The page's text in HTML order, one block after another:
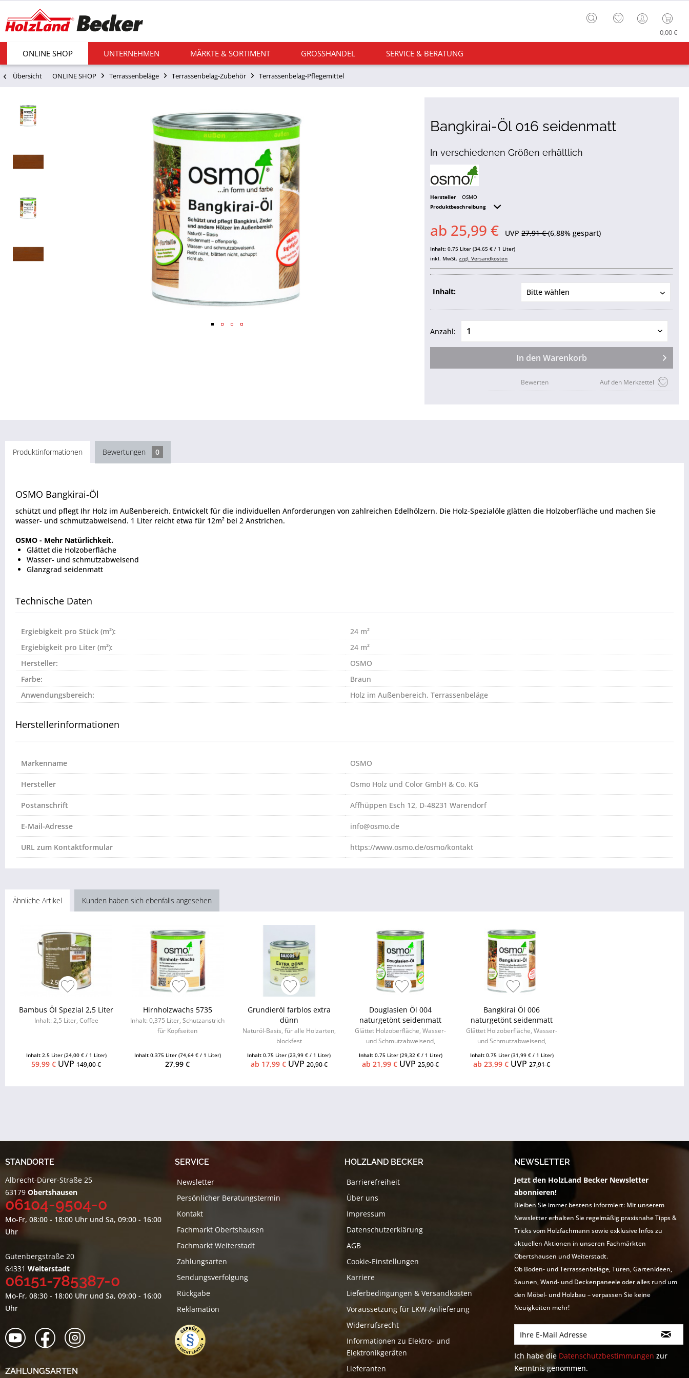
0,00 €
ONLINE SHOP UNTERNEHMEN MÄRKTE & SORTIMENT GROSSHANDEL SERVICE & BERATUNG
Übersicht ONLINE SHOP Terrassenbeläge Terrassenbelag-Zubehör Terrassenbelag-Pflegemittel
Bangkirai-Öl 016 seidenmatt
In verschiedenen Größen erhältlich
Hersteller
OSMO
Produktbeschreibung
ab 25,99 € UVP27,91 €(6,88% gespart)
Inhalt:0.75 Liter (34,65 € / 1 Liter)
inkl. MwSt.zzgl. Versandkosten
Inhalt:
Anzahl:
In den Warenkorb
Auf den Merkzettel
Bewerten
Produktinformationen Bewertungen 0
OSMO Bangkirai-Öl
schützt und pflegt Ihr Holz im Außenbereich. Entwickelt für die individuellen Anforderungen von zahlreichen Edelhölzern. Die Holz-Spezialöle glätten die Holzoberfläche und machen Sie
wasser- und schmutzabweisend. 1 Liter reicht etwa für 12m² bei 2 Anstrichen.
OSMO - Mehr Natürlichkeit.
Glättet die Holzoberfläche
Wasser- und schmutzabweisend
Glanzgrad seidenmatt
Technische Daten
Ergiebigkeit pro Stück (m²):
24 m²
Ergiebigkeit pro Liter (m²):
24 m²
Hersteller:
OSMO
Farbe:
Braun
Anwendungsbereich:
Holz im Außenbereich, Terrassenbeläge
Herstellerinformationen
Markenname OSMO
Hersteller Osmo Holz und Color GmbH & Co. KG
Postanschrift Affhüppen Esch 12, D-48231 Warendorf
E-Mail-Adresse info@osmo.de
URL zum Kontaktformular https://www.osmo.de/osmo/kontakt
Ähnliche Artikel Kunden haben sich ebenfalls angesehen
Bambus Öl Spezial 2,5 Liter
Inhalt: 2,5 Liter, Coffee
Inhalt 2.5 Liter (24,00 € / 1 Liter)
59,99 € UVP149,00 €
Hirnholzwachs 5735
Inhalt: 0,375 Liter, Schutzanstrich
für Kopfseiten
Inhalt 0.375 Liter (74,64 € / 1 Liter)
27,99 €
Grundieröl farblos extra
dünn
Naturöl-Basis, für alle Holzarten,
blockfest
Inhalt0.75 Liter(23,99 € / 1 Liter)
ab 17,99 €UVP20,90 €
Douglasien Öl 004
naturgetönt seidenmatt
Glättet Holzoberfläche, Wasser-
und Schmutzabweisend,
Inhalt 0.75 Liter (29,32 € / 1 Liter)
ab 21,99 € UVP25,90 €
Bangkirai Öl 006
naturgetönt seidenmatt
Glättet Holzoberfläche, Wasser-
und Schmutzabweisend,
Inhalt 0.75 Liter (31,99 € / 1 Liter)
ab 23,99 € UVP27,91 €
STANDORTE
Albrecht-Dürer-Straße 25
63179 Obertshausen
06104-9504-0
Mo-Fr, 08:00 - 18:00 Uhr und Sa, 09:00 - 16:00
Uhr
Gutenbergstraße 20
64331 Weiterstadt
06151-785387-0
Mo-Fr, 08:30 - 18:00 Uhr und Sa, 09:00 - 16:00
Uhr
ZAHLUNGSARTEN
SERVICE
Newsletter
Persönlicher Beratungstermin
Kontakt
Fachmarkt Obertshausen
Fachmarkt Weiterstadt
Zahlungsarten
Sendungsverfolgung
Rückgabe
Reklamation
HOLZLAND BECKER
Barrierefreiheit
Über uns
Impressum
Datenschutzerklärung
AGB
Cookie-Einstellungen
Karriere
Lieferbedingungen & Versandkosten
Voraussetzung für LKW-Anlieferung
Widerrufsrecht
Informationen zu Elektro- und
Elektronikgeräten
Lieferanten
NEWSLETTER
Jetzt den HolzLand Becker Newsletter
abonnieren!
Bleiben Sie immer bestens informiert: Mit unserem
Newsletter erhalten Sie regelmäßig praxisnahe Tipps &
Tricks vom Holzfachmann sowie exklusive Infos zu
aktuellen Aktionen in unseren Fachmärkten
Obertshausen und Weiterstadt.
Ob Boden- und Terrassenbeläge, Türen, Gartenideen,
Saunen, Wand- und Deckenpaneele oder alles rund um
den Möbel- und Holzbau – verpassen Sie keine
Neuigkeiten mehr!
Ich habe die Datenschutzbestimmungen zur
Kenntnis genommen.